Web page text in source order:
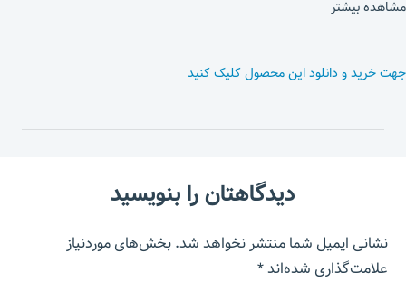
مشاهده بیشتر
جهت خرید و دانلود این محصول کلیک کنید
دیدگاهتان را بنویسید
نشانی ایمیل شما منتشر نخواهد شد.بخش‌های موردنیاز
علامت‌گذاری شده‌اند*